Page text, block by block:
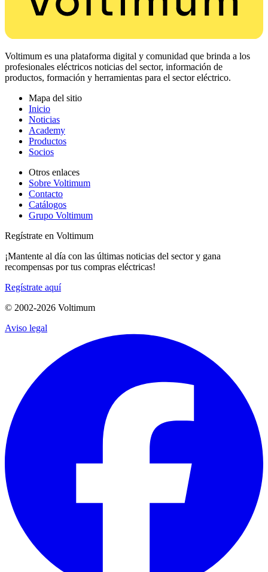
Voltimum es una plataforma digital y comunidad que brinda a los
profesionales eléctricos noticias del sector, información de
productos, formación y herramientas para el sector eléctrico.
Mapa del sitio
Inicio
Noticias
Academy
Productos
Socios
Otros enlaces
Sobre Voltimum
Contacto
Catálogos
Grupo Voltimum
Regístrate en Voltimum
¡Mantente al día con las últimas noticias del sector y gana
recompensas por tus compras eléctricas!
Regístrate aquí
© 2002-2026 Voltimum
Aviso legal